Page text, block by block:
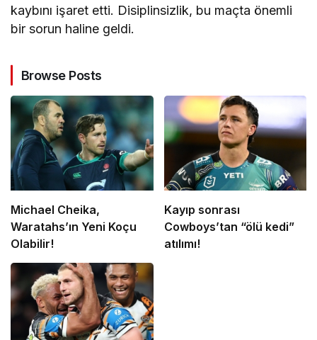
kaybını işaret etti. Disiplinsizlik, bu maçta önemli
bir sorun haline geldi.
Browse Posts
Michael Cheika,
Waratahs’ın Yeni Koçu
Olabilir!
Kayıp sonrası
Cowboys’tan “ölü kedi”
atılımı!